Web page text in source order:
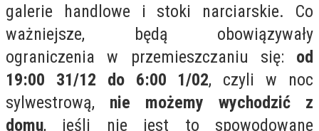
galerie handlowe i stoki narciarskie. Co
ważniejsze, będą obowiązywały
ograniczenia w przemieszczaniu się: od
19:00 31/12 do 6:00 1/02, czyli w noc
sylwestrową, nie możemy wychodzić z
domu, jeśli nie jest to spowodowane